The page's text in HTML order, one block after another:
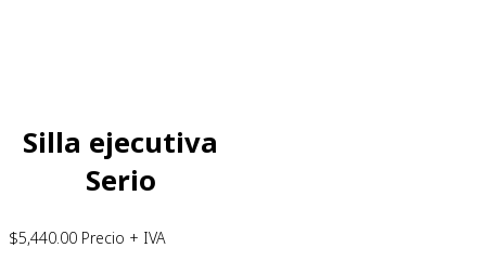
Silla ejecutiva
Serio
$5,440.00 Precio + IVA